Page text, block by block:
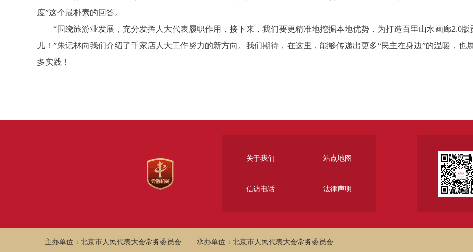
度”这个最朴素的回答。
“围绕旅游业发展，充分发挥人大代表履职作用，接下来，我们要更精准地挖掘本地优势，为打造百里山水画廊2.0版
儿！”朱记林向我们介绍了千家店人大工作努力的新方向。我们期待，在这里，能够传递出更多“民主在身边”的温暖，也
多实践！
关于我们 站点地图
信访电话 法律声明
主办单位：北京市人民代表大会常务委员会 承办单位：北京市人民代表大会常务委员会